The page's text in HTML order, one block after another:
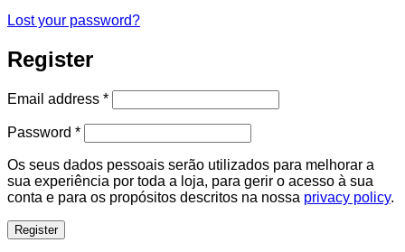
Lost your password?
Register
Email address *Required
Password *Required
Os seus dados pessoais serão utilizados para melhorar a
sua experiência por toda a loja, para gerir o acesso à sua
conta e para os propósitos descritos na nossa privacy policy.
Register